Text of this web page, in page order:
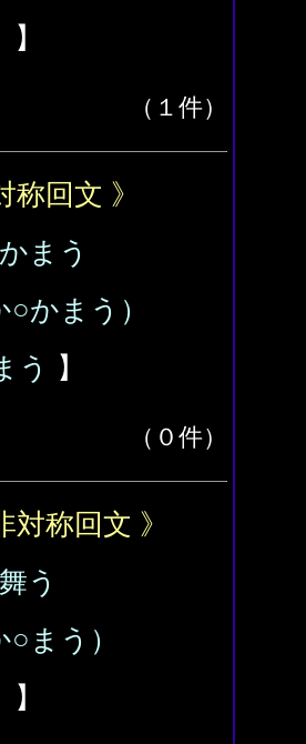
】
（１件）
称回文 》
まう
○かまう）
う 】
（０件）
対称回文 》
う
○まう）
】